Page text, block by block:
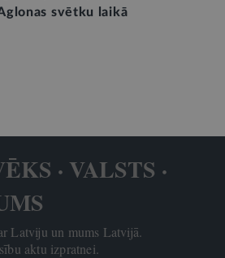
svētku laikā
· VALSTS ·
Latviju un mums Latvijā.
aktu izpratnei.